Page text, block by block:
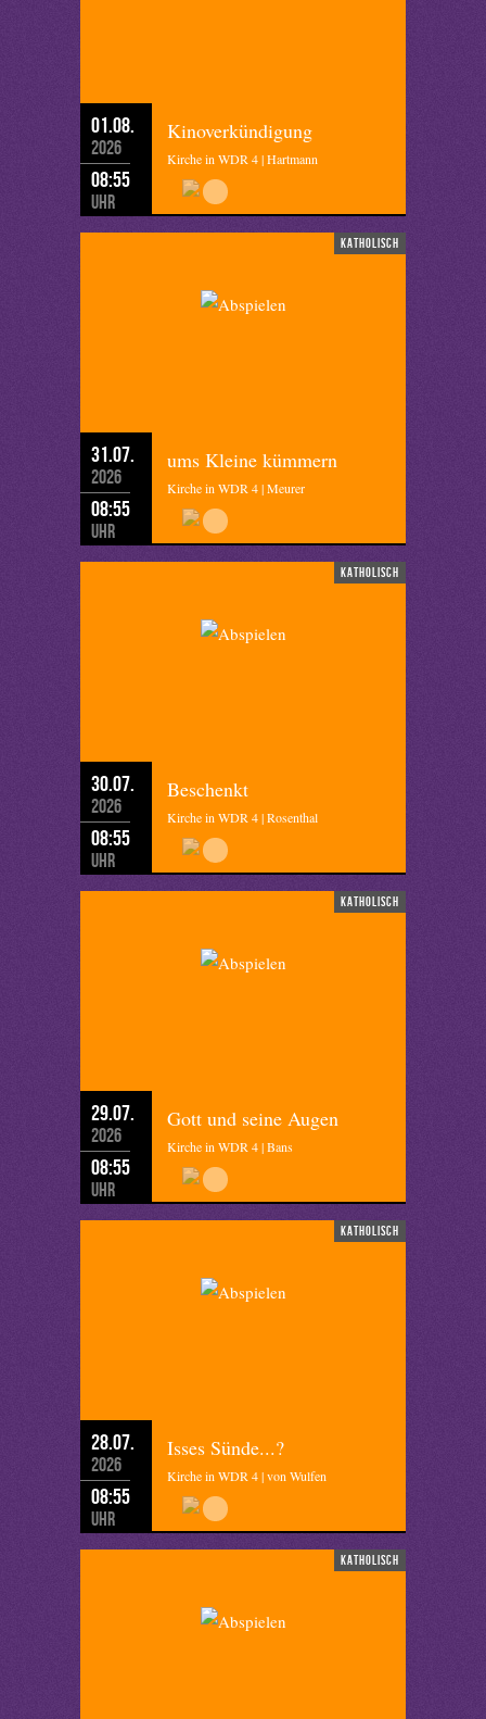
01.08.
2026
08:55
Uhr
Kinoverkündigung
Kirche in WDR 4 | Hartmann
katholisch
31.07.
2026
08:55
Uhr
ums Kleine kümmern
Kirche in WDR 4 | Meurer
katholisch
30.07.
2026
08:55
Uhr
Beschenkt
Kirche in WDR 4 | Rosenthal
katholisch
29.07.
2026
08:55
Uhr
Gott und seine Augen
Kirche in WDR 4 | Bans
katholisch
28.07.
2026
08:55
Uhr
Isses Sünde...?
Kirche in WDR 4 | von Wulfen
katholisch